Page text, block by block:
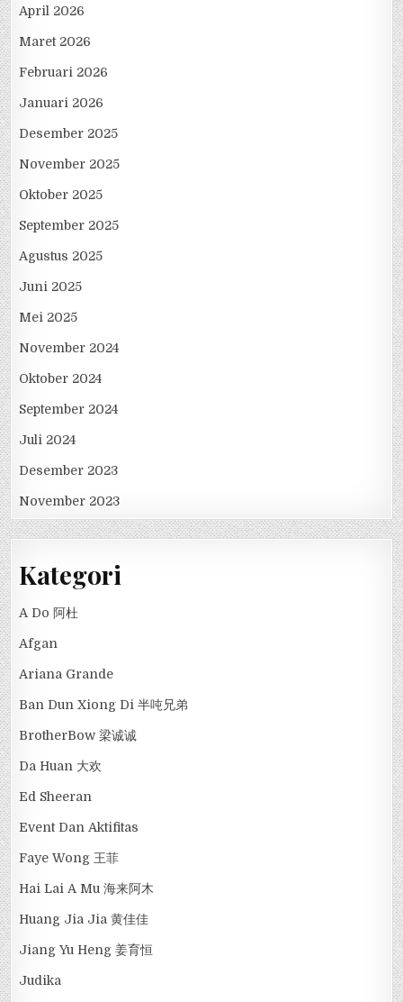
April 2026
Maret 2026
Februari 2026
Januari 2026
Desember 2025
November 2025
Oktober 2025
September 2025
Agustus 2025
Juni 2025
Mei 2025
November 2024
Oktober 2024
September 2024
Juli 2024
Desember 2023
November 2023
Kategori
A Do 阿杜
Afgan
Ariana Grande
Ban Dun Xiong Di 半吨兄弟
BrotherBow 梁诚诚
Da Huan 大欢
Ed Sheeran
Event Dan Aktifitas
Faye Wong 王菲
Hai Lai A Mu 海来阿木
Huang Jia Jia 黄佳佳
Jiang Yu Heng 姜育恒
Judika